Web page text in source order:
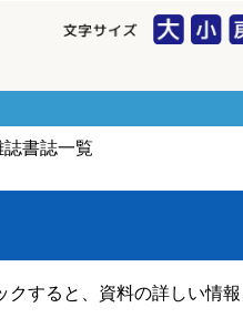
誌書誌一覧
クすると、資料の詳しい情